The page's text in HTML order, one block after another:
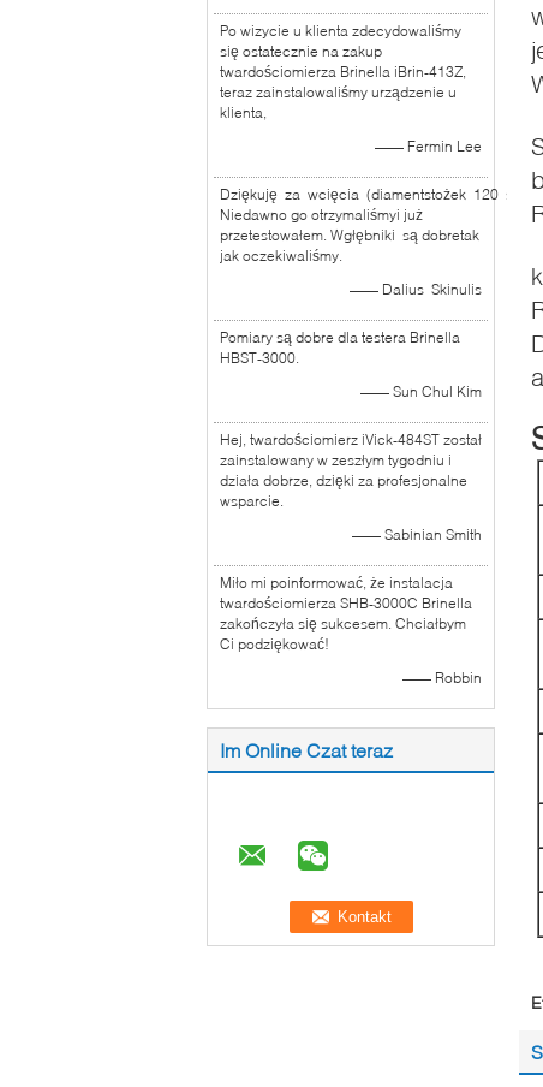
Po wizycie u klienta zdecydowaliśmy
się ostatecznie na zakup
twardościomierza Brinella iBrin-413Z,
teraz zainstalowaliśmy urządzenie u
klienta,
—— Fermin Lee
Dziękuję za wcięcia (diamentstożek 120
Niedawno go otrzymaliśmyi już
przetestowałem. Wgłębniki są dobretak
jak oczekiwaliśmy.
—— Dalius Skinulis
Pomiary są dobre dla testera Brinella
HBST-3000.
—— Sun Chul Kim
Hej, twardościomierz iVick-484ST został
zainstalowany w zeszłym tygodniu i
działa dobrze, dzięki za profesjonalne
wsparcie.
—— Sabinian Smith
Miło mi poinformować, że instalacja
twardościomierza SHB-3000C Brinella
zakończyła się sukcesem. Chciałbym
Ci podziękować!
—— Robbin
Im Online Czat teraz